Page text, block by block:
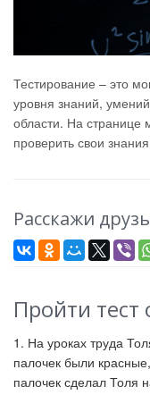
Тестирование – это
уровня знаний,
области. На странице
проверить свои
Расскажи
Пройти тест
1. На уроках труда
палочек были
палочек сделал Толя